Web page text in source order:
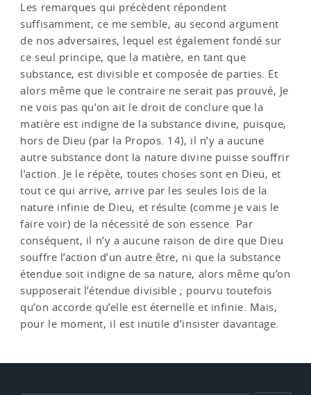
Les remarques qui précèdent répondent
suffisamment, ce me semble, au second argument
de nos adversaires, lequel est également fondé sur
ce seul principe, que la matière, en tant que
substance, est divisible et composée de parties. Et
alors même que le contraire ne serait pas prouvé, Je
ne vois pas qu’on ait le droit de conclure que la
matière est indigne de la substance divine, puisque,
hors de Dieu (par la Propos. 14), il n’y a aucune
autre substance dont la nature divine puisse souffrir
l’action. Je le répète, toutes choses sont en Dieu, et
tout ce qui arrive, arrive par les seules lois de la
nature infinie de Dieu, et résulte (comme je vais le
faire voir) de la nécessité de son essence. Par
conséquent, il n’y a aucune raison de dire que Dieu
souffre l’action d’un autre être, ni que la substance
étendue soit indigne de sa nature, alors même qu’on
supposerait l’étendue divisible ; pourvu toutefois
qu’on accorde qu’elle est éternelle et infinie. Mais,
pour le moment, il est inutile d’insister davantage.